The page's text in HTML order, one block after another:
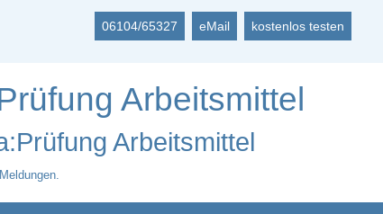
06104/65327 eMail kostenlos testen
Arbeitsmittel
Arbeitsmittel